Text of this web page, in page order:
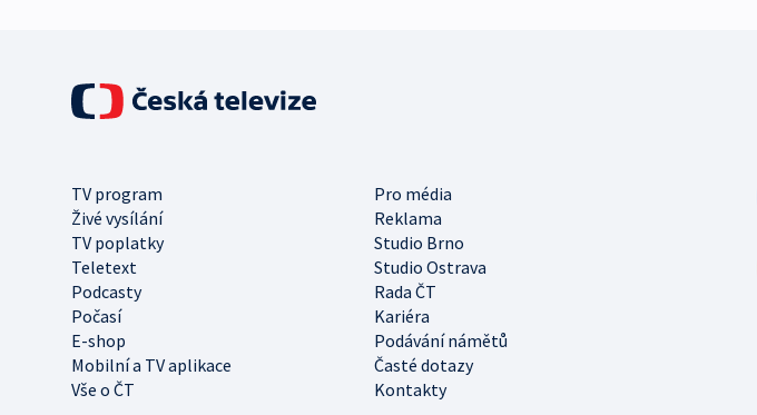
TV program
Pro média
Živé vysílání
Reklama
TV poplatky
Studio Brno
Teletext
Studio Ostrava
Podcasty
Rada ČT
Počasí
Kariéra
E-shop
Podávání námětů
Mobilní a TV aplikace
Časté dotazy
Vše o ČT
Kontakty